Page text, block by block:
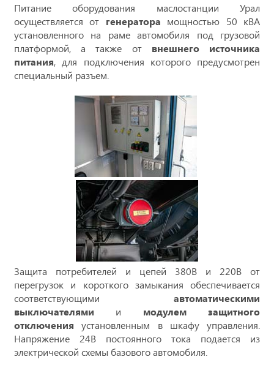
Питание оборудования маслостанции Урал
осуществляется от генератора мощностью 50 кВА
установленного на раме автомобиля под грузовой
платформой, а также от внешнего источника
питания, для подключения которого предусмотрен
специальный разъем.
Защита потребителей и цепей 380В и 220В от
перегрузок и короткого замыкания обеспечивается
соответствующими автоматическими
выключателями и модулем защитного
отключения установленным в шкафу управления.
Напряжение 24В постоянного тока подается из
электрической схемы базового автомобиля.